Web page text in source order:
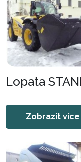
Lopata
Zobrazit více